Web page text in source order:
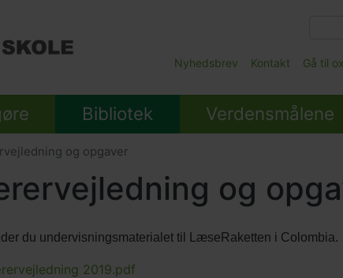
Main
Submenu
Nyhedsbrev Kontakt Gå til
Bibliotek Verdensmålene
og opgaver
og
du undervisningsmaterialet til LæseRaketten i Colombia.
2019.pdf